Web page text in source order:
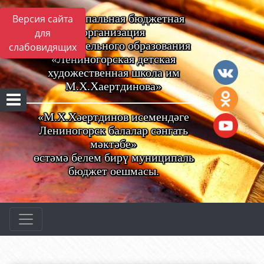
Версия сайта
для
слабовидящих
Муниципальная бюджетная
организация
дополнительного образования
«Лениногорская детская
художественная школа им
М.Х.Хаертдинова»
«М.Х.Хәертдинов исемендәге
Лениногорск балалар сәнгать
мәктәбе»
өстәмә белем бирү муниципаль
бюджет оешмасы.